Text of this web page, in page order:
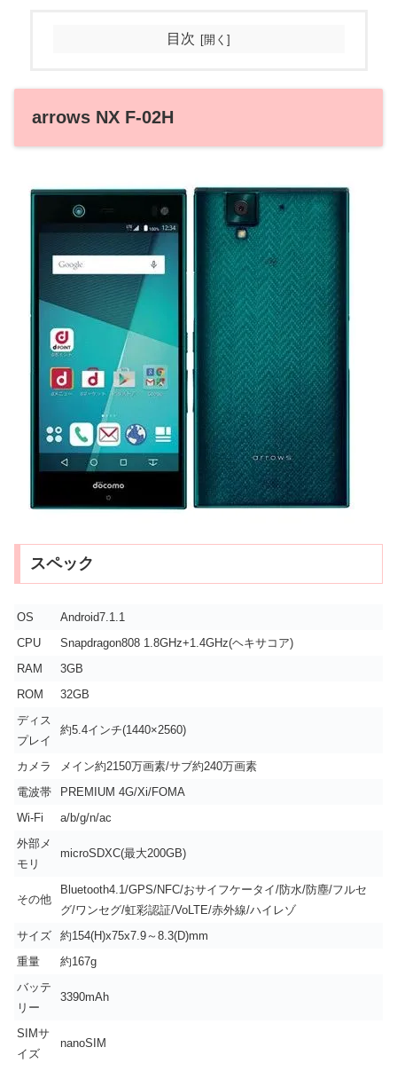
目次
arrows NX F-02H
スペック
OS
Android7.1.1
CPU
Snapdragon808 1.8GHz+1.4GHz(ヘキサコア)
RAM
3GB
ROM
32GB
ディス
プレイ
約5.4インチ(1440×2560)
カメラ
メイン約2150万画素/サブ約240万画素
電波帯
PREMIUM 4G/Xi/FOMA
Wi-Fi
a/b/g/n/ac
外部メ
モリ
microSDXC(最大200GB)
その他
Bluetooth4.1/GPS/NFC/おサイフケータイ/防水/防塵/フルセ
グ/ワンセグ/虹彩認証/VoLTE/赤外線/ハイレゾ
サイズ
約154(H)x75x7.9～8.3(D)mm
重量
約167g
バッテ
リー
3390mAh
SIMサ
イズ
nanoSIM